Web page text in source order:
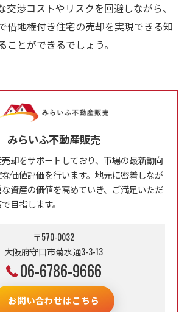
交渉コストやリスクを回避しながら、
借地権付き住宅の売却を実現できる知
ことができるでしょう。
みらいふ不動産販売
却をサポートしており、市場の最新動向
価値評価を行います。地元に密着しなが
資産の価値を高めていき、ご満足いただ
目指します。
〒570-0032
大阪府守口市菊水通3-3-13
06-6786-9666
お問い合わせはこちら